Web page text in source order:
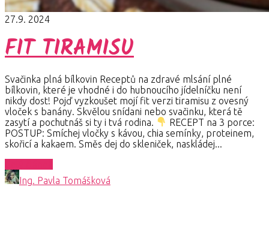
27.9. 2024
FIT TIRAMISU
Svačinka plná bílkovin Receptů na zdravé mlsání plné
bílkovin, které je vhodné i do hubnoucího jídelníčku není
nikdy dost! Pojď vyzkoušet mojí fit verzi tiramisu z ovesný
vloček s banány. Skvělou snídani nebo svačinku, která tě
zasytí a pochutnáš si ty i tvá rodina.
RECEPT na 3 porce:
POSTUP: Smíchej vločky s kávou, chia semínky, proteinem,
skořicí a kakaem. Směs dej do skleniček, naskládej...
Ing. Pavla Tomášková